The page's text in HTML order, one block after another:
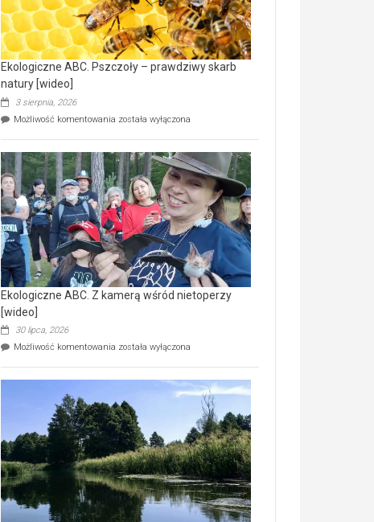
mln
na
modernizację
oczyszczalni
ścieków
[wideo]
Ekologiczne ABC. Pszczoły – prawdziwy skarb
natury [wideo]
3 sierpnia, 2026
Możliwość komentowania Ekologiczne
–
prawdziwy
skarb
natury
[wideo]
została wyłączona
Ekologiczne ABC. Z kamerą wśród nietoperzy
[wideo]
30 lipca, 2026
Możliwość komentowania Ekologiczne
wśród
nietoperzy
[wideo]
została wyłączona